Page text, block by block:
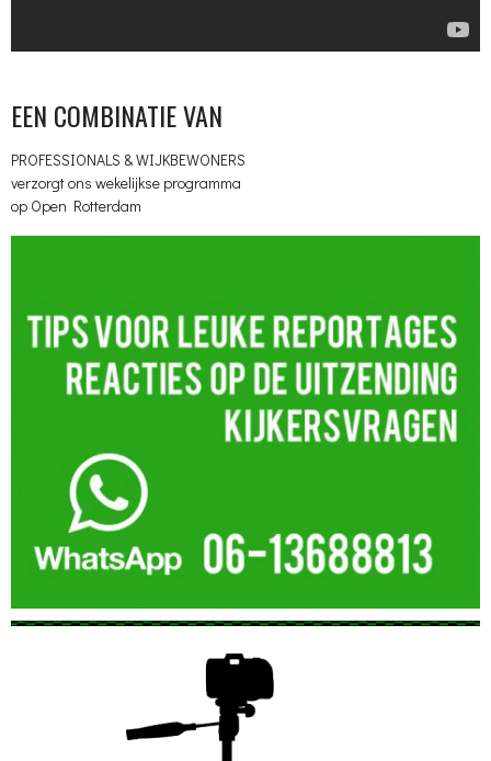
EEN COMBINATIE VAN
PROFESSIONALS & WIJKBEWONERS
verzorgt ons wekelijkse programma
op Open Rotterdam